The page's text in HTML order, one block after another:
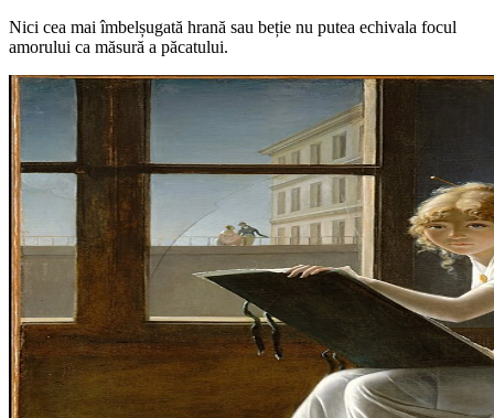
Nici cea mai îmbelșugată hrană sau beție nu putea echivala focul
amorului ca măsură a păcatului.